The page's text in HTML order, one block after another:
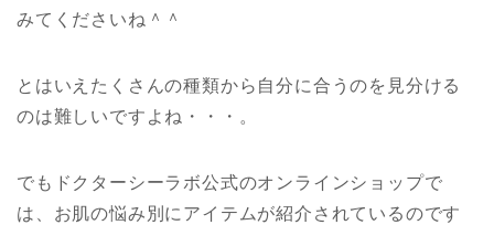
みてくださいね＾＾
とはいえたくさんの種類から自分に合うのを見分ける
のは難しいですよね・・・。
でもドクターシーラボ公式のオンラインショップで
は、お肌の悩み別にアイテムが紹介されているのです